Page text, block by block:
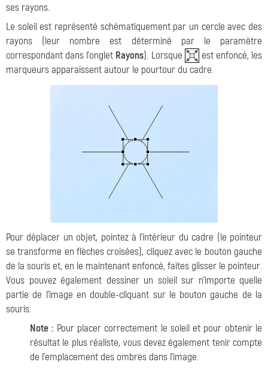
ses rayons.
Le soleil est représenté schématiquement par un cercle avec des
rayons (leur nombre est déterminé par le paramètre
correspondant dans l'onglet Rayons). Lorsque
est enfoncé, les
marqueurs apparaissent autour le pourtour du cadre.
Pour déplacer un objet, pointez à l'intérieur du cadre (le pointeur
se transforme en flèches croisées), cliquez avec le bouton gauche
de la souris et, en le maintenant enfoncé, faites glisser le pointeur.
Vous pouvez également dessiner un soleil sur n'importe quelle
partie de l'image en double-cliquant sur le bouton gauche de la
souris.
Note : Pour placer correctement le soleil et pour obtenir le
résultat le plus réaliste, vous devez également tenir compte
de l'emplacement des ombres dans l'image.